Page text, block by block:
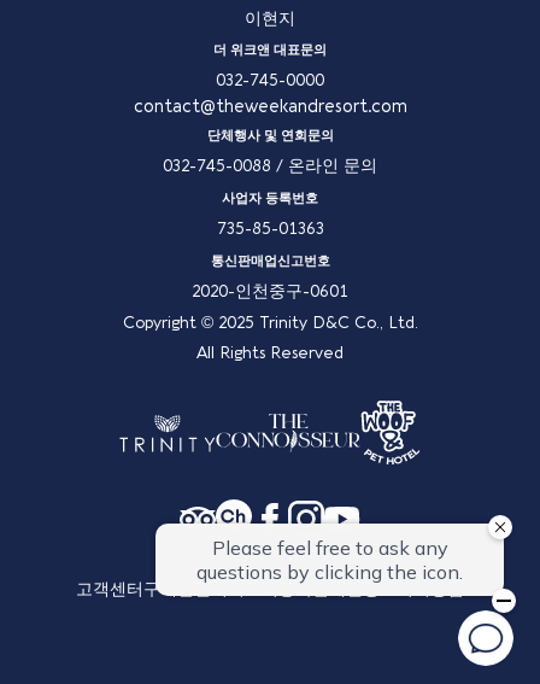
이현지
더 위크앤 대표문의
032-745-0000
contact@theweekandresort.com
단체행사 및 연회문의
032-745-0088 / 온라인 문의
사업자 등록번호
735-85-01363
통신판매업신고번호
2020-인천중구-0601
Copyright © 2025 Trinity D&C Co., Ltd.
All Rights Reserved
고객센터구매안전서비스 이용약관 개인정보처리방침